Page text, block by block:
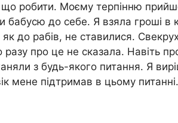
робити. Моєму терпінню
до себе. Я взяла гроші в
до рабів, не ставилися.
про це не сказала. Навіть
з будь-якого питання. Я
мене підтримав в цьому питанні.